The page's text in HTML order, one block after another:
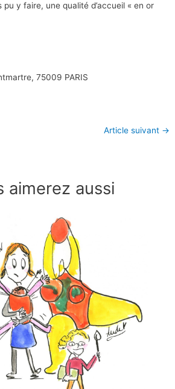
y faire, une qualité d’accueil « en or
75009 PARIS
Article suivant →
aimerez aussi